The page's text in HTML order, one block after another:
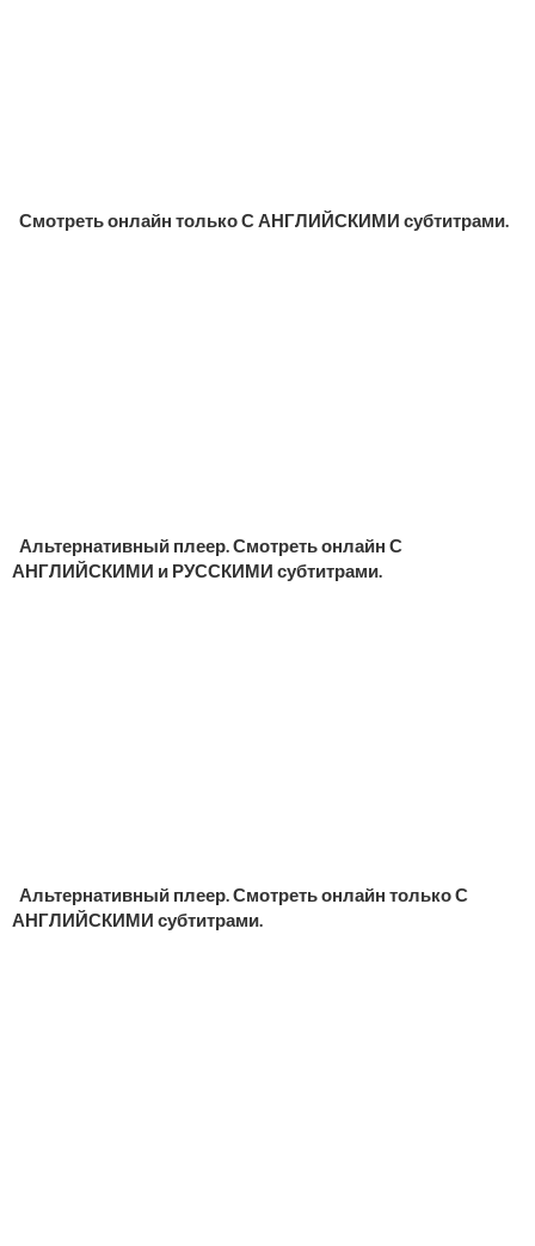
Смотреть онлайн только С АНГЛИЙСКИМИ субтитрами.
Альтернативный плеер. Смотреть онлайн С
АНГЛИЙСКИМИ и РУССКИМИ субтитрами.
Альтернативный плеер. Смотреть онлайн только С
АНГЛИЙСКИМИ субтитрами.